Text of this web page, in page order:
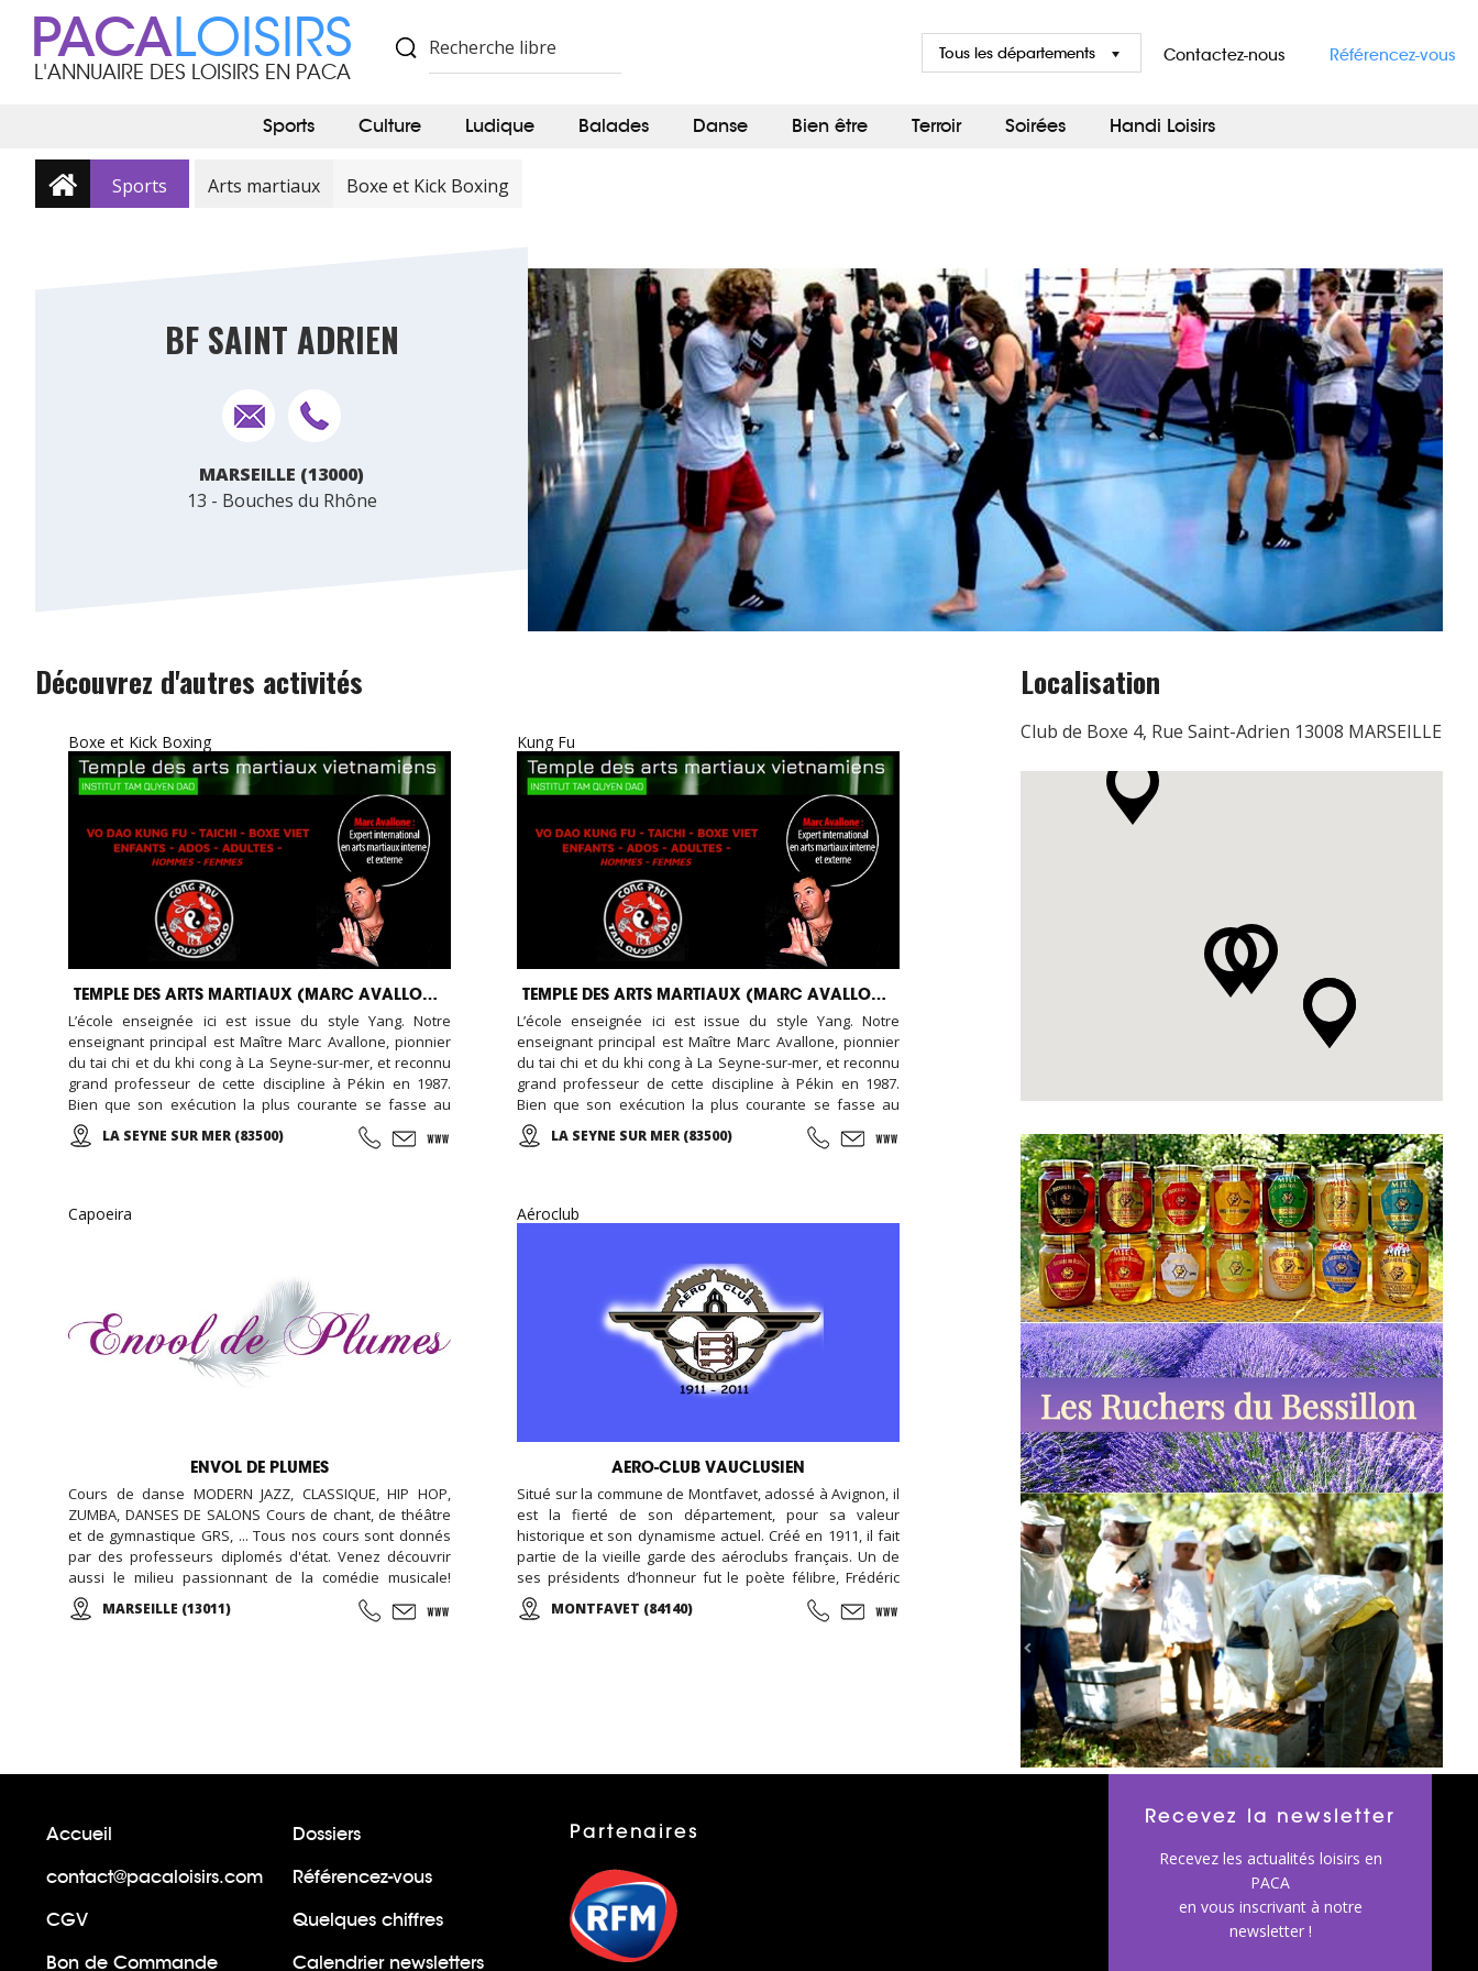
PACALOISIRS
L'ANNUAIRE DES LOISIRS EN PACA
Contactez-nous Référencez-vous
Tous les départements
Sports Culture Ludique Balades Danse Bien être Terroir Soirées Handi Loisirs
Sports Arts martiaux Boxe et Kick Boxing
BF SAINT ADRIEN
MARSEILLE (13000)
13 - Bouches du Rhône
Découvrez d'autres activités
Boxe et Kick Boxing
TEMPLE DES ARTS MARTIAUX (MARC AVALLONE)
L’école enseignée ici est issue du style Yang. Notre
enseignant principal est Maître Marc Avallone, pionnier
du tai chi et du khi cong à La Seyne-sur-mer, et reconnu
grand professeur de cette discipline à Pékin en 1987.
Bien que son exécution la plus courante se fasse au
ralenti avec des mouvements doux et unis entre eux, le
thai cuc quyen (taichi) peut s’exécuter de bien des
LA SEYNE SUR MER (83500)
Kung Fu
TEMPLE DES ARTS MARTIAUX (MARC AVALLONE)
L’école enseignée ici est issue du style Yang. Notre
enseignant principal est Maître Marc Avallone, pionnier
du tai chi et du khi cong à La Seyne-sur-mer, et reconnu
grand professeur de cette discipline à Pékin en 1987.
Bien que son exécution la plus courante se fasse au
ralenti avec des mouvements doux et unis entre eux, le
thai cuc quyen (taichi) peut s’exécuter de bien des
LA SEYNE SUR MER (83500)
Capoeira
ENVOL DE PLUMES
Cours de danse MODERN JAZZ, CLASSIQUE, HIP HOP,
ZUMBA, DANSES DE SALONS Cours de chant, de théâtre
et de gymnastique GRS, ... Tous nos cours sont donnés
par des professeurs diplomés d'état. Venez découvrir
aussi le milieu passionnant de la comédie musicale!
Enfants, Ados et Adultes. Stages vacances,
Anniversaires, ... Cours d'essai offert !
MARSEILLE (13011)
Aéroclub
AERO-CLUB VAUCLUSIEN
Situé sur la commune de Montfavet, adossé à Avignon, il
est la fierté de son département, pour sa valeur
historique et son dynamisme actuel. Créé en 1911, il fait
partie de la vieille garde des aéroclubs français. Un de
ses présidents d’honneur fut le poète félibre, Frédéric
Mistral. L'Aéro-Club Vauclusien totalise 4 000 heures de
vol par an, dont la moitié en école. La flotte comprend 3
MONTFAVET (84140)
Localisation
Club de Boxe 4, Rue Saint-Adrien 13008 MARSEILLE
Accueil
Dossiers
contact@pacaloisirs.com
Référencez-vous
CGV
Quelques chiffres
Bon de Commande
Calendrier newsletters
Partenaires
Recevez la newsletter
Recevez les actualités loisirs en
PACA
en vous inscrivant à notre
newsletter !